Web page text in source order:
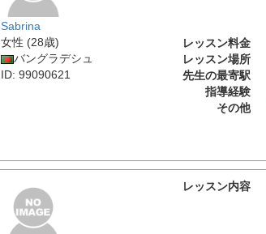
Sabrina
女性 (28歳)
バングラデシュ
ID: 99090621
レッスン料金
レッスン場所
先生の最寄駅
指導経験
その他
レッスン内容